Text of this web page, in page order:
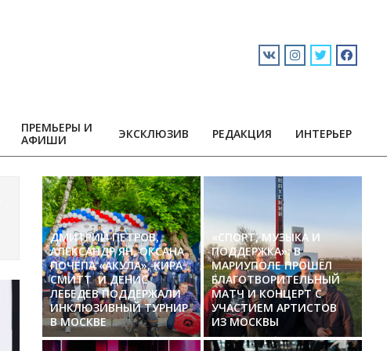
ПРЕМЬЕРЫ И
АФИШИ
ЭКСКЛЮЗИВ РЕДАКЦИЯ ИНТЕРЬЕР
ДМИТРИЙ ПЕТРОВ,
АЛЕКСАНДР ЯН, ОКСАНА
ПОЧЕПА «АКУЛА», КИРА
СМИТТ И ДЕНИС
ЛЕБЕДЕВ ПОДДЕРЖАЛИ
ИНКЛЮЗИВНЫЙ ТУРНИР
В МОСКВЕ
«СПОРТ, МУЗЫКА И
ПОДДЕРЖКА»: В
МАРИУПОЛЕ ПРОШЁЛ
БЛАГОТВОРИТЕЛЬНЫЙ
МАТЧ И КОНЦЕРТ С
УЧАСТИЕМ АРТИСТОВ
ИЗ МОСКВЫ